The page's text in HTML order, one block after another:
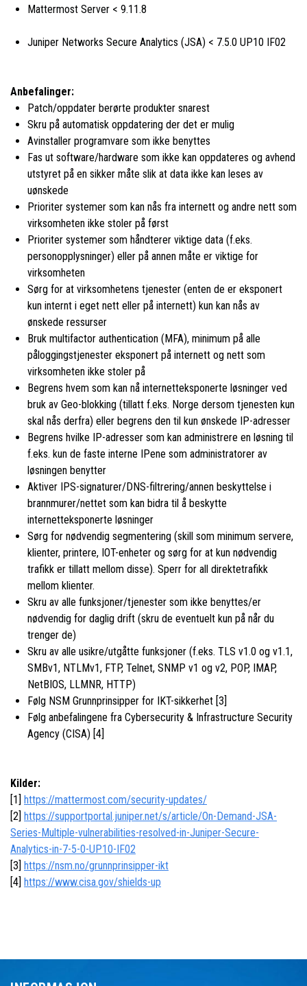
Mattermost Server < 9.11.8
Juniper Networks Secure Analytics (JSA) < 7.5.0 UP10 IF02
Anbefalinger:
Patch/oppdater berørte produkter snarest
Skru på automatisk oppdatering der det er mulig
Avinstaller programvare som ikke benyttes
Fas ut software/hardware som ikke kan oppdateres og avhend
utstyret på en sikker måte slik at data ikke kan leses av
uønskede
Prioriter systemer som kan nås fra internett og andre nett som
virksomheten ikke stoler på først
Prioriter systemer som håndterer viktige data (f.eks.
personopplysninger) eller på annen måte er viktige for
virksomheten
Sørg for at virksomhetens tjenester (enten de er eksponert
kun internt i eget nett eller på internett) kun kan nås av
ønskede ressurser
Bruk multifactor authentication (MFA), minimum på alle
påloggingstjenester eksponert på internett og nett som
virksomheten ikke stoler på
Begrens hvem som kan nå internetteksponerte løsninger ved
bruk av Geo-blokking (tillatt f.eks. Norge dersom tjenesten kun
skal nås derfra) eller begrens den til kun ønskede IP-adresser
Begrens hvilke IP-adresser som kan administrere en løsning til
f.eks. kun de faste interne IPene som administratorer av
løsningen benytter
Aktiver IPS-signaturer/DNS-filtrering/annen beskyttelse i
brannmurer/nettet som kan bidra til å beskytte
internetteksponerte løsninger
Sørg for nødvendig segmentering (skill som minimum servere,
klienter, printere, IOT-enheter og sørg for at kun nødvendig
trafikk er tillatt mellom disse). Sperr for all direktetrafikk
mellom klienter.
Skru av alle funksjoner/tjenester som ikke benyttes/er
nødvendig for daglig drift (skru de eventuelt kun på når du
trenger de)
Skru av alle usikre/utgåtte funksjoner (f.eks. TLS v1.0 og v1.1,
SMBv1, NTLMv1, FTP, Telnet, SNMP v1 og v2, POP, IMAP,
NetBIOS, LLMNR, HTTP)
Følg NSM Grunnprinsipper for IKT-sikkerhet [3]
Følg anbefalingene fra Cybersecurity & Infrastructure Security
Agency (CISA) [4]
Kilder:
[1] https://mattermost.com/security-updates/
[2] https://supportportal.juniper.net/s/article/On-Demand-JSA-
Series-Multiple-vulnerabilities-resolved-in-Juniper-Secure-
Analytics-in-7-5-0-UP10-IF02
[3] https://nsm.no/grunnprinsipper-ikt
[4] https://www.cisa.gov/shields-up